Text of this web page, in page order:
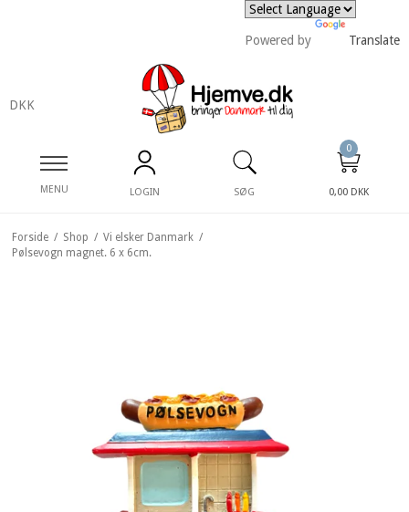
Powered by Translate
DKK
MENU LOGIN SØG
0
0,00 DKK
Forside / Shop / Vi elsker Danmark /
Pølsevogn magnet. 6 x 6cm.